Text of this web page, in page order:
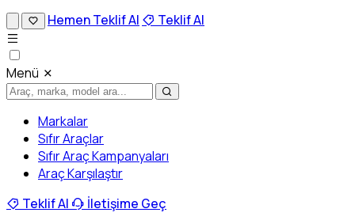
Hemen Teklif Al Teklif Al
Menü
Markalar
Sıfır Araçlar
Sıfır Araç Kampanyaları
Araç Karşılaştır
Teklif Al
İletişime Geç